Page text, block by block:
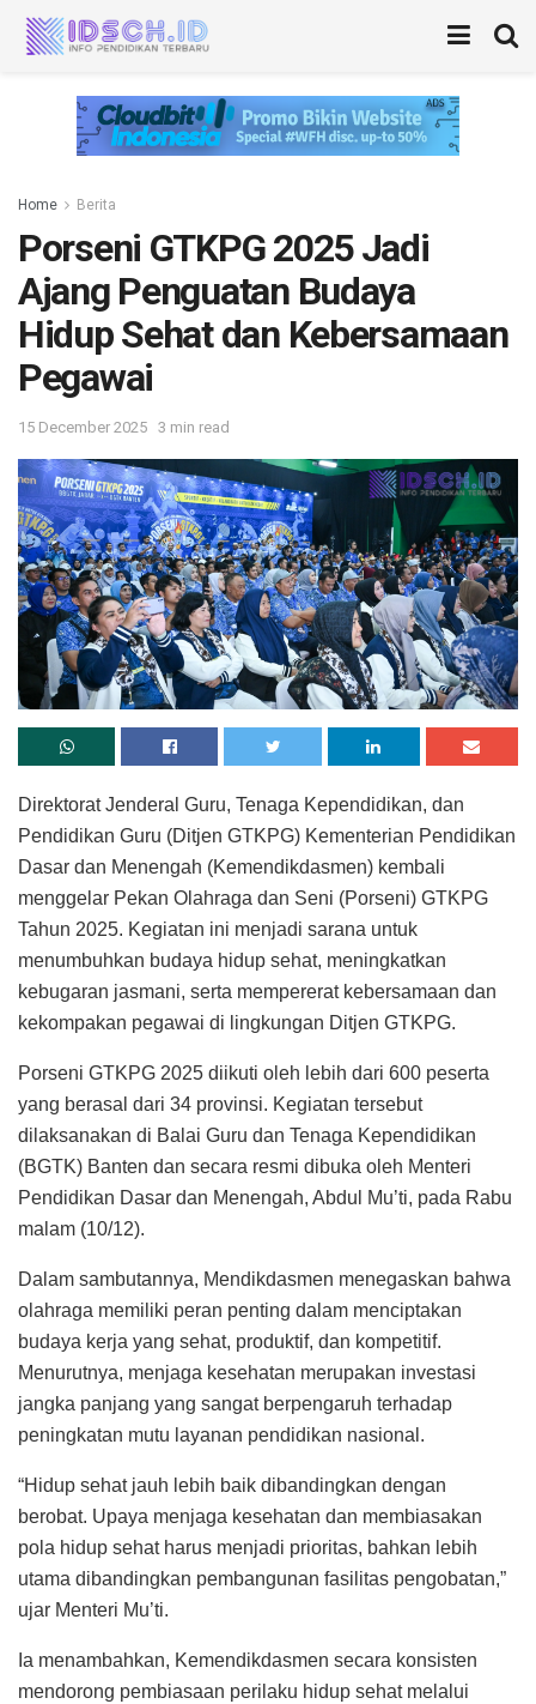
Home Berita
Porseni GTKPG 2025 Jadi
Ajang Penguatan Budaya
Hidup Sehat dan Kebersamaan
Pegawai
15 December 2025 3 min read
Direktorat Jenderal Guru, Tenaga Kependidikan, dan
Pendidikan Guru (Ditjen GTKPG) Kementerian Pendidikan
Dasar dan Menengah (Kemendikdasmen) kembali
menggelar Pekan Olahraga dan Seni (Porseni) GTKPG
Tahun 2025. Kegiatan ini menjadi sarana untuk
menumbuhkan budaya hidup sehat, meningkatkan
kebugaran jasmani, serta mempererat kebersamaan dan
kekompakan pegawai di lingkungan Ditjen GTKPG.
Porseni GTKPG 2025 diikuti oleh lebih dari 600 peserta
yang berasal dari 34 provinsi. Kegiatan tersebut
dilaksanakan di Balai Guru dan Tenaga Kependidikan
(BGTK) Banten dan secara resmi dibuka oleh Menteri
Pendidikan Dasar dan Menengah, Abdul Mu’ti, pada Rabu
malam (10/12).
Dalam sambutannya, Mendikdasmen menegaskan bahwa
olahraga memiliki peran penting dalam menciptakan
budaya kerja yang sehat, produktif, dan kompetitif.
Menurutnya, menjaga kesehatan merupakan investasi
jangka panjang yang sangat berpengaruh terhadap
peningkatan mutu layanan pendidikan nasional.
“Hidup sehat jauh lebih baik dibandingkan dengan
berobat. Upaya menjaga kesehatan dan membiasakan
pola hidup sehat harus menjadi prioritas, bahkan lebih
utama dibandingkan pembangunan fasilitas pengobatan,”
ujar Menteri Mu’ti.
Ia menambahkan, Kemendikdasmen secara konsisten
mendorong pembiasaan perilaku hidup sehat melalui